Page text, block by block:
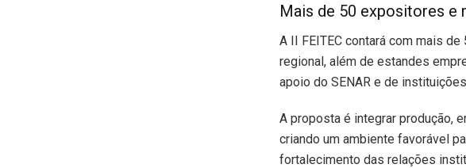
Mais de 50 expositores e
A II FEITEC contará com mais
regional, além de estandes
apoio do SENAR e de
A proposta é integrar produção,
criando um ambiente favorável
fortalecimento das relações